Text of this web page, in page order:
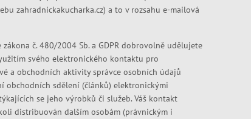
zahradnickakucharka.cz) a to v rozsahu e-mailová
zákona č. 480/2004 Sb. a GDPR dobrovolně udělujete
svého elektronického kontaktu pro
a obchodních aktivity správce osobních údajů
obchodních sdělení (článků) elektronickými
se jeho výrobků či služeb. Váš kontakt
distribuován dalším osobám (právnickým i